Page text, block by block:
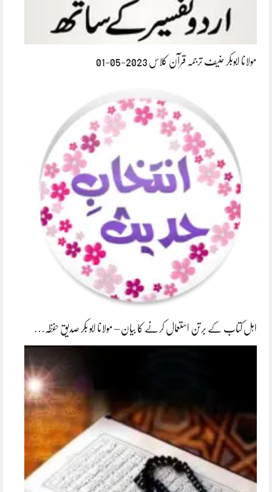
مولانا ابوبکر حنیف ترجمہ قرآن کلاس 2023-05-01
اہل کتاب کے برتن استعمال کرنے کا بیان – مولانا ابو بکر صدیق حفظہ…